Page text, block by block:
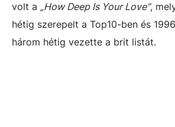
volt a „How Deep Is Your Love”,
hétig szerepelt a Top10-ben és
három hétig vezette a brit listát.